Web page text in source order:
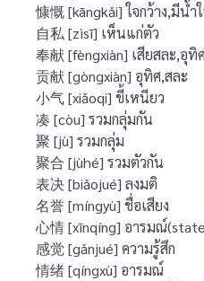
慷慨 [kāngkǎi] ใจกว้าง,มีน้ำ
自私 [zìsī] เห็นแก่ตัว
奉献 [fèngxiàn] เสียสละ,อุ
贡献 [gòngxiàn] อุทิศ,สละ
小气 [xiǎoqi] ขี้เหนียว
凑 [còu] รวมกลุ่มกัน
聚 [jù] รวมกลุ่ม
聚合 [jùhé] รวมตัวกัน
表决 [biǎojué] ลงมติ
名誉 [míngyù] ชื่อเสียง
心情 [xīnqíng] อารมณ์
感觉 [gǎnjué] ความรู้สึก
情绪 [qíngxù] อารมณ์